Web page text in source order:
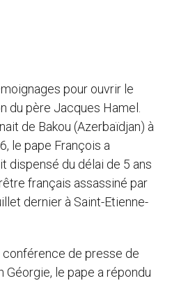
pour ouvrir le
du père Jacques Hamel.
de Bakou (Azerbaïdjan) à
le pape François a
dispensé du délai de 5 ans
français assassiné par
dernier à Saint-Etienne-
de presse de
Géorgie, le pape a répondu